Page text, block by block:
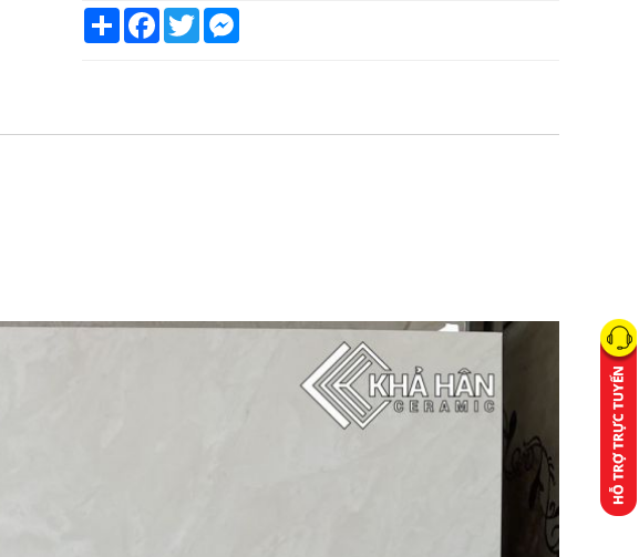
ShareFacebook
TwitterMessenger